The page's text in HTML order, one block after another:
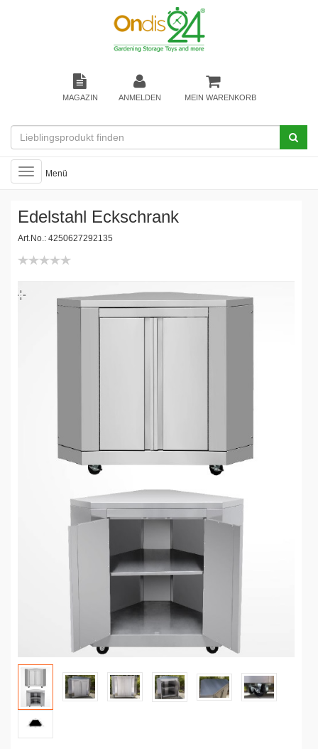
MAGAZIN ANMELDEN MEIN WARENKORB
Toggle
navigation
Menü
Edelstahl Eckschrank
Art.No.: 4250627292135